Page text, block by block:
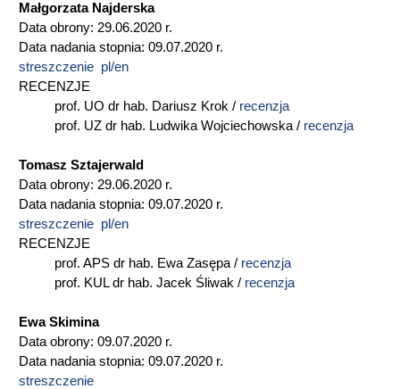
Małgorzata Najderska
Data obrony: 29.06.2020 r.
Data nadania stopnia: 09.07.2020 r.
streszczenie pl/en
RECENZJE
prof. UO dr hab. Dariusz Krok / recenzja
prof. UZ dr hab. Ludwika Wojciechowska / recenzja
Tomasz Sztajerwald
Data obrony: 29.06.2020 r.
Data nadania stopnia: 09.07.2020 r.
streszczenie pl/en
RECENZJE
prof. APS dr hab. Ewa Zasępa / recenzja
prof. KUL dr hab. Jacek Śliwak / recenzja
Ewa Skimina
Data obrony: 09.07.2020 r.
Data nadania stopnia: 09.07.2020 r.
streszczenie